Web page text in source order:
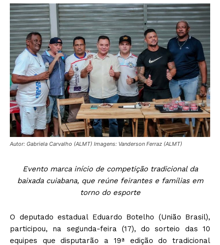
Autor: Gabriela Carvalho (ALMT) Imagens: Vanderson Ferraz (ALMT)
Evento marca início de competição tradicional da
baixada cuiabana, que reúne feirantes e famílias em
torno do esporte
O deputado estadual Eduardo Botelho (União Brasil),
participou, na segunda-feira (17), do sorteio das 10
equipes que disputarão a 19ª edição do tradicional